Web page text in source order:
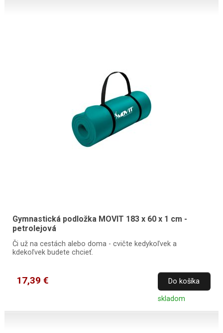
Gymnastická podložka MOVIT 183 x 60 x 1 cm -
petrolejová
Či už na cestách alebo doma - cvičte kedykoľvek a
kdekoľvek budete chcieť.
17,39 € Do košíka
skladom